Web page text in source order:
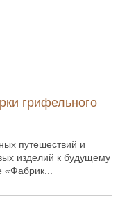
грифельного
путешествий и
изделий к будущему
«Фабрик...